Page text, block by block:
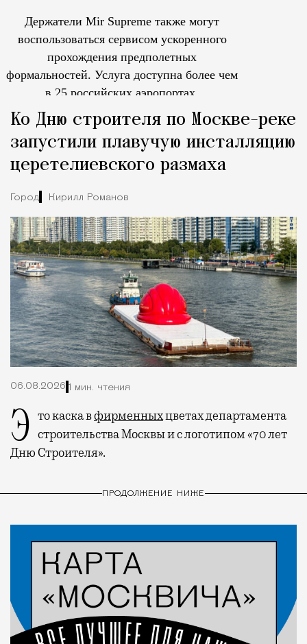
Держатели Mir Supreme также могут
воспользоваться сервисом ускоренного
прохождения предполетных
формальностей. Услуга доступна более чем
в 25 российских аэропортах.
Ко Дню строителя по Москве-реке
запустили плавучую инсталляцию
церетелиевского размаха
Город Кирилл Романов
06.08.2026 1 мин. чтения
Это каска вфирменныхцветах департамента
строительства Москвы и с логотипом «70 лет
Дню Строителя».
ПРОДОЛЖЕНИЕ НИЖЕ